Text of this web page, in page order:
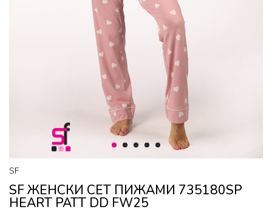
1 2 3 4 5
SF
SF ЖЕНСКИ СЕТ ПИЖАМИ 735180SP
HEART PATT DD FW25